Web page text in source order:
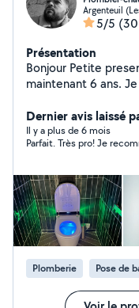
Argenteuil
5/5
Présentation
Bonjour Petite presentation; je suis plombier depuis
maintenant 6 ans. Je serais honoré de mettre mes
Je pratique;
depannage/
fuites/degorgement Je me déplace dans Paris et l'île de
un plaisir de vous répondre. N'hésitez
directement sur
sur L'application
Dernier avis laissé
Il y a plus de 6 mois
Parfait. Très pro! Je
Plomberie Pose de